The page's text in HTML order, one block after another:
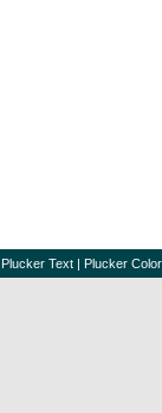
Plucker Text | Plucker Color